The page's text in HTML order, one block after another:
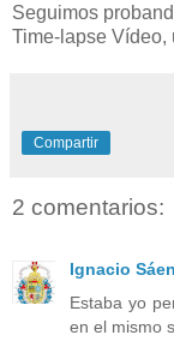
Seguimos
Time-lapse Vídeo,
Compartir
2 comentarios:
Ignacio
Estaba yo
en el mismo